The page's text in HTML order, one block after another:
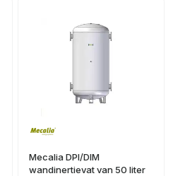
Mecalia DPI/DIM
wandinertievat van 50 liter